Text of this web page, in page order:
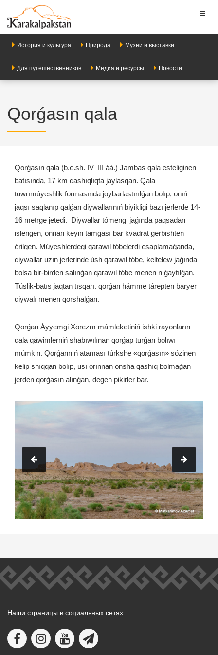
История и культура Природа Музеи и выставки
Для путешественников Медиа и ресурсы Новости
Qorǵasın qala
Qorǵasın qala (b.e.sh. IV–III áá.) Jambas qala esteliginen
batısında, 17 km qashıqlıqta jaylasqan. Qala
tuwrımúyeshlik formasında joybarlastırılǵan bolıp, onıń
jaqsı saqlanıp qalǵan diywallarınıń biyikligi bazı jerlerde 14-
16 metrge jetedi. Diywallar tómengi jaǵında paqsadan
islengen, onnan keyin tamǵası bar kvadrat gerbishten
órilgen. Múyeshlerdegi qarawıl tóbelerdi esaplamaǵanda,
diywallar uzın jerlerinde úsh qarawıl tóbe, keltelew jaǵında
bolsa bir-birden salınǵan qarawıl tóbe menen nıǵaytılǵan.
Túslik-batıs jaqtan tısqarı, qorǵan hámme tárepten baryer
diywalı menen qorshalǵan.
Qorǵan Áyyemgi Xorezm mámleketiniń ishki rayonların
dala qáwimlerniń shabıwılınan qorǵap turǵan bolıwı
múmkin. Qorǵannıń ataması túrkshe «qorǵasın» sózinen
kelip shıqqan bolıp, usı orınnan onsha qashıq bolmaǵan
jerden qorǵasın alınǵan, degen pikirler bar.
Наши страницы в социальных сетях: